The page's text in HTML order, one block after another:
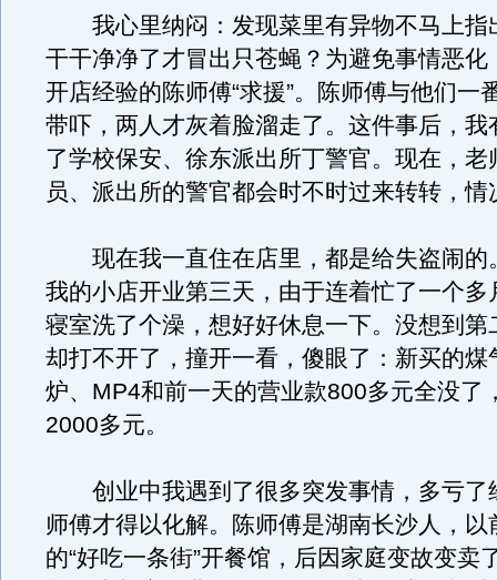
我心里纳闷：发现菜里有异物不马上指
干干净净了才冒出只苍蝇？为避免事情恶化
开店经验的陈师傅“求援”。陈师傅与他们一
带吓，两人才灰着脸溜走了。这件事后，我
了学校保安、徐东派出所丁警官。现在，老
员、派出所的警官都会时不时过来转转，情
现在我一直住在店里，都是给失盗闹的
我的小店开业第三天，由于连着忙了一个多
寝室洗了个澡，想好好休息一下。没想到第
却打不开了，撞开一看，傻眼了：新买的煤
炉、MP4和前一天的营业款800多元全没了
2000多元。
创业中我遇到了很多突发事情，多亏了
师傅才得以化解。陈师傅是湖南长沙人，以
的“好吃一条街”开餐馆，后因家庭变故变卖